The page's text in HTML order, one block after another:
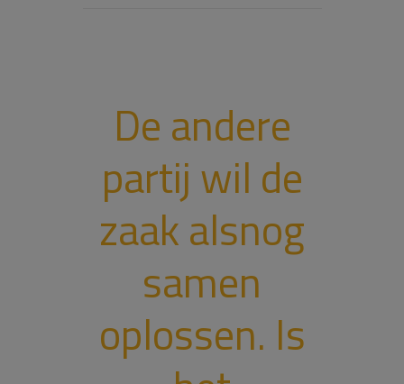
De andere
partij wil de
zaak alsnog
samen
oplossen. Is